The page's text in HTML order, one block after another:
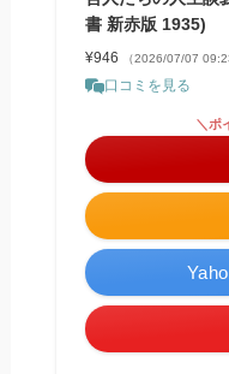
書 新赤版 1935)
¥946 （2026/07/07
口コミを見る
＼ポ